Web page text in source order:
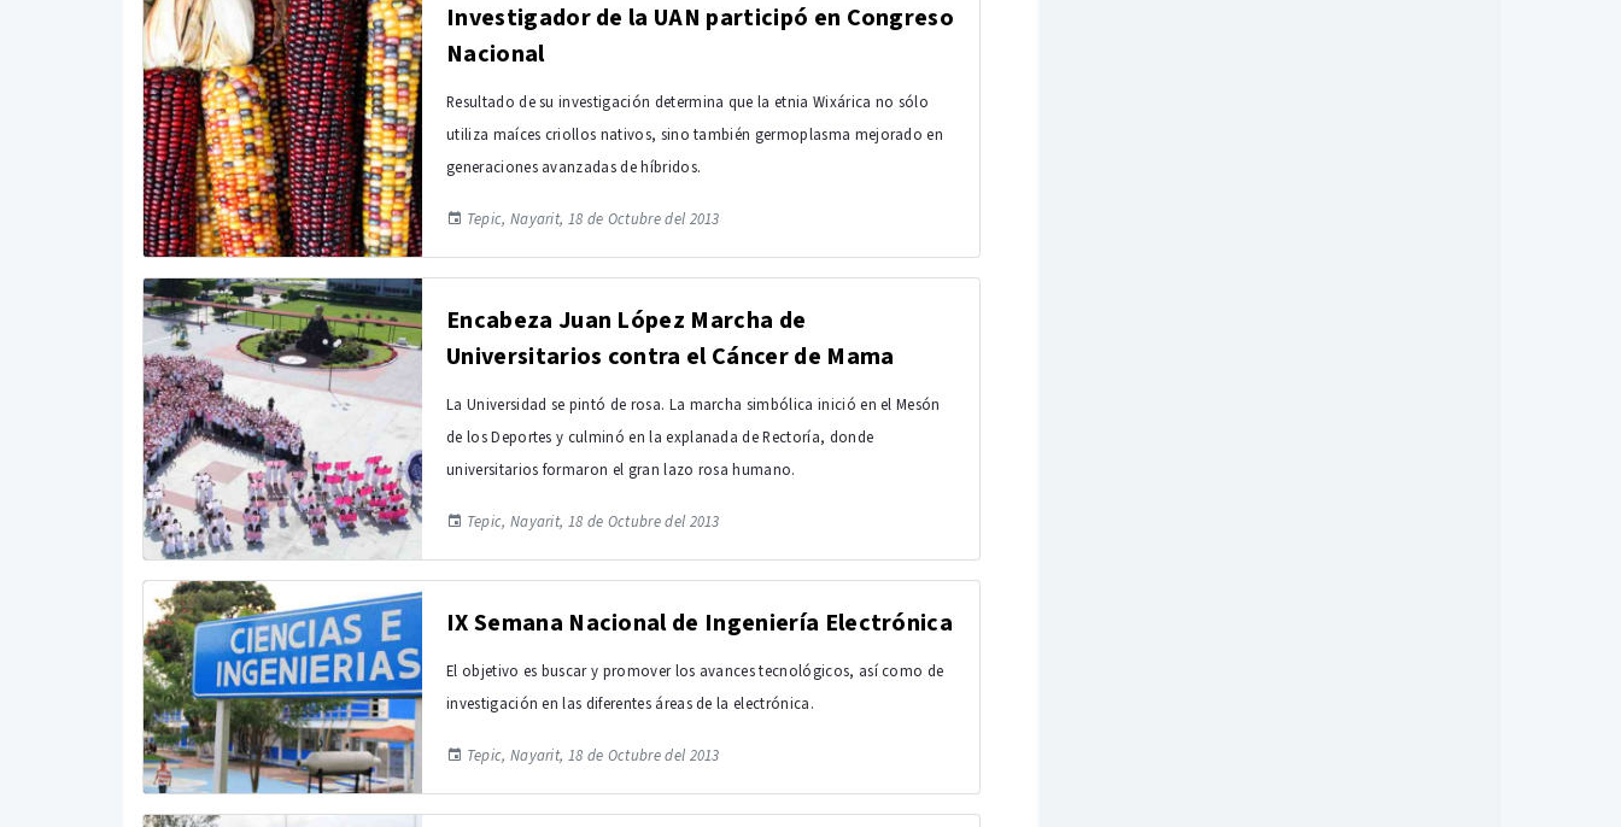
Investigador de la UAN participó en Congreso
Nacional
Resultado de su investigación determina que la etnia Wixárica no sólo
utiliza maíces criollos nativos, sino también germoplasma mejorado en
generaciones avanzadas de híbridos.
Tepic, Nayarit, 18 de Octubre del 2013
Encabeza Juan López Marcha de
Universitarios contra el Cáncer de Mama
La Universidad se pintó de rosa. La marcha simbólica inició en el Mesón
de los Deportes y culminó en la explanada de Rectoría, donde
universitarios formaron el gran lazo rosa humano.
Tepic, Nayarit, 18 de Octubre del 2013
IX Semana Nacional de Ingeniería Electrónica
El objetivo es buscar y promover los avances tecnológicos, así como de
investigación en las diferentes áreas de la electrónica.
Tepic, Nayarit, 18 de Octubre del 2013